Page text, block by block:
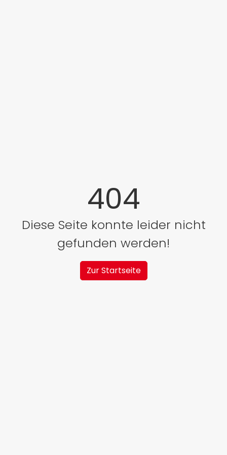
404
Diese Seite konnte leider nicht
gefunden werden!
Zur Startseite